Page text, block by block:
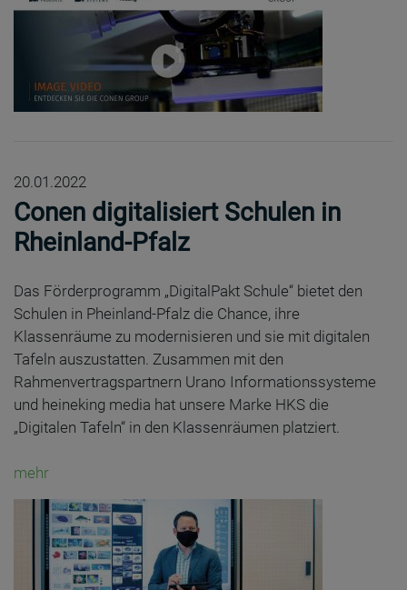
20.01.2022
Conen digitalisiert Schulen in
Rheinland-Pfalz
Das Förderprogramm „DigitalPakt Schule“ bietet den
Schulen in Pheinland-Pfalz die Chance, ihre
Klassenräume zu modernisieren und sie mit digitalen
Tafeln auszustatten. Zusammen mit den
Rahmenvertragspartnern Urano Informationssysteme
und heineking media hat unsere Marke HKS die
„Digitalen Tafeln“ in den Klassenräumen platziert.
mehr